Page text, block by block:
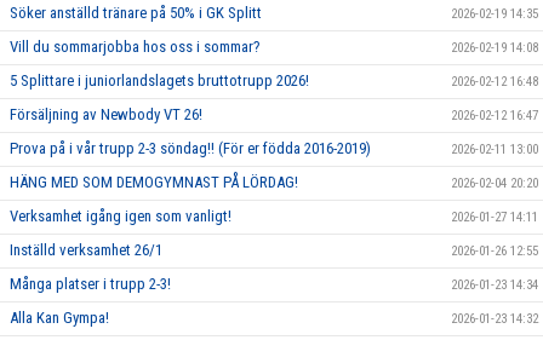
Söker anställd tränare på 50% i GK Splitt 2026-02-19 14:35
Vill du sommarjobba hos oss i sommar? 2026-02-19 14:08
5 Splittare i juniorlandslagets bruttotrupp 2026! 2026-02-12 16:48
Försäljning av Newbody VT 26! 2026-02-12 16:47
Prova på i vår trupp 2-3 söndag!! (För er födda 2016-2019) 2026-02-11 13:00
HÄNG MED SOM DEMOGYMNAST PÅ LÖRDAG! 2026-02-04 20:20
Verksamhet igång igen som vanligt! 2026-01-27 14:11
Inställd verksamhet 26/1 2026-01-26 12:55
Många platser i trupp 2-3! 2026-01-23 14:34
Alla Kan Gympa! 2026-01-23 14:32